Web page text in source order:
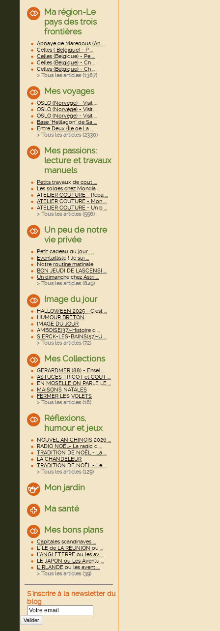
Ma région-Le
pays des trois
frontières
Abbaye de Maredous (An ...
Celles ( Belgique) - P ...
Celles (Belgique) - Pe ...
Celles (Belgique) - Ch ...
Celles (Belgique) - Ch ...
> Tous les articles (1387)
Mes voyages
OSLO (Norvège) - Visit ...
OSLO (Norvège) - Visit ...
OSLO (Norvège) - Visit ...
Base "Helilagon" de Sa ...
Entre Deux (Île de La ...
> Tous les articles (2330)
Mes passions:
lecture et travaux
manuels
Petits travaux de cout ...
Les soldes chez Mondia ...
ATELIER COUTURE - Repa ...
ATELIER COUTURE - Mon ...
ATELIER COUTURE - Un b ...
> Tous les articles (556)
Un peu de notre
vie privée
Petit cadeau du jour.. ...
Éventailliste ! Je sui ...
Notre routine matinale
BON JEUDI DE L'ASCENSI ...
Un dimanche chez Astri ...
> Tous les articles (849)
Image du jour
HALLOWEEN 2025 - C'est ...
HUMOUR BRETON
IMAGE DU JOUR
AMBOISE(37)-Histoire d ...
SIERCK-LES-BAINS(57)-U ...
> Tous les articles (72)
Mes Collections
GERARDMER (88) - Ensei ...
ASTUCES TRICOT et COUT ...
EN MOSELLE ON PARLE LE ...
MAISONS NATALES
FERMER LES VOLETS
> Tous les articles (16)
Réflexions,
humour et jeux
NOUVEL AN CHINOIS 2026 ...
RADIO NOËL- La radio d ...
TRADITION DE NOËL - La ...
LA CHANDELEUR
TRADITION DE NOËL - Le ...
> Tous les articles (129)
Mon jardin
Ma santé
Mes bons plans
Capitales scandinaves ...
L'ÎLE de LA RÉUNION ou ...
L'ANGLETERRE ou les av ...
LE JAPON où Les Aventu ...
L'IRLANDE ou les avent ...
> Tous les articles (39)
S'inscrire à la newsletter du
blog
Valider